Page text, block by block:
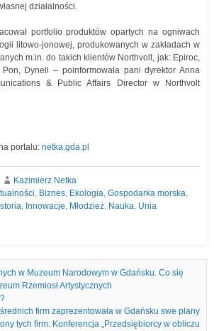
działalności.
portfolio produktów opartych na ogniwach
litowo-jonowej, produkowanych w zakładach w
m.in. do takich klientów Northvolt, jak: Epiroc,
Pon, Dynell – poinformowała pani dyrektor Anna
& Public Affairs Director w Northvolt
portalu: netka.gda.pl
Kazimierz Netka
, Biznes, Ekologia, Gospodarka morska,
, Innowacje, Młodzież, Nauka, Unia
w Muzeum Narodowym w Gdańsku. Co się
Rzemiosł Artystycznych
firm zaprezentowała w Gdańsku swe plany
tych firm. Konferencja „Przedsiębiorcy w obliczu